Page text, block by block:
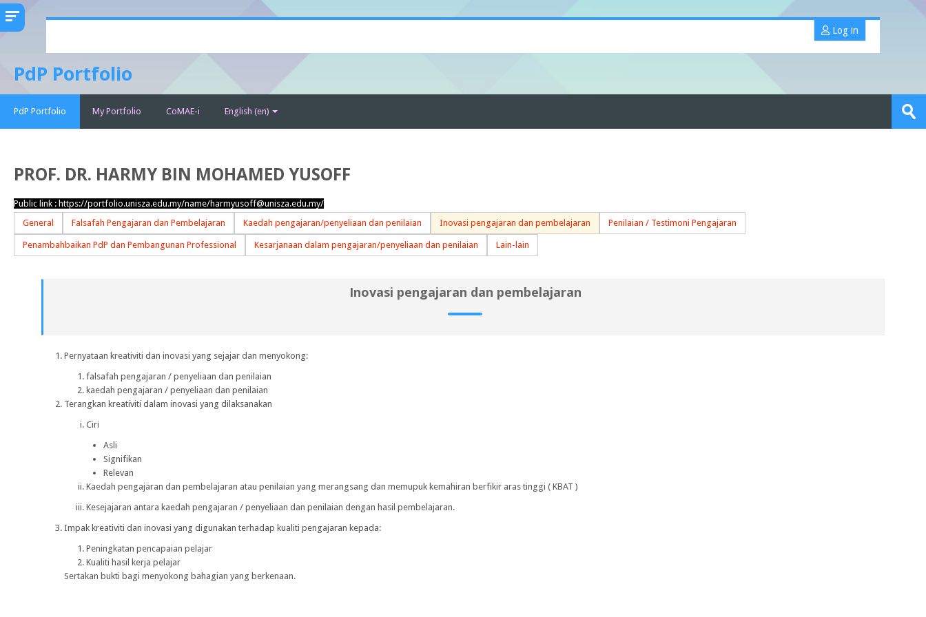
content
Log in
PdP Portfolio
PdP Portfolio My Portfolio CoMAE-i English ‎(en)‎
PROF. DR. HARMY BIN MOHAMED YUSOFF
Public link : https://portfolio.unisza.edu.my/name/harmyusoff@unisza.edu.my/
General
Falsafah Pengajaran dan Pembelajaran Kaedah pengajaran/penyeliaan dan penilaian Inovasi pengajaran dan pembelajaran Penilaian / Testimoni Pengajaran
Penambahbaikan PdP dan Pembangunan Professional Kesarjanaan dalam pengajaran/penyeliaan dan penilaian Lain-lain
Inovasi pengajaran dan pembelajaran
Pernyataan kreativiti dan inovasi yang sejajar dan menyokong:
falsafah pengajaran / penyeliaan dan penilaian
kaedah pengajaran / penyeliaan dan penilaian
Terangkan kreativiti dalam inovasi yang dilaksanakan
Ciri
Asli
Signifikan
Relevan
Kaedah pengajaran dan pembelajaran atau penilaian yang merangsang dan memupuk kemahiran berfikir aras tinggi ( KBAT )
Kesejajaran antara kaedah pengajaran / penyeliaan dan penilaian dengan hasil pembelajaran.
Impak kreativiti dan inovasi yang digunakan terhadap kualiti pengajaran kepada:
Peningkatan pencapaian pelajar
Kualiti hasil kerja pelajar
Sertakan bukti bagi menyokong bahagian yang berkenaan.